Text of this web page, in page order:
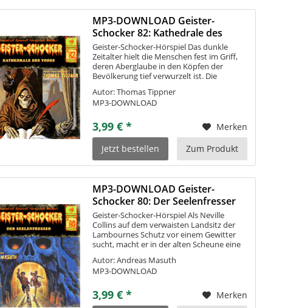
MP3-DOWNLOAD Geister-
Schocker 82: Kathedrale des
Todes
Geister-Schocker-Hörspiel Das dunkle
Zeitalter hielt die Menschen fest im Griff,
deren Aberglaube in den Köpfen der
Bevölkerung tief verwurzelt ist. Die
daraus Kapital zu schlagen. Doch die
Einwohner...
Autor: Thomas Tippner
MP3-DOWNLOAD
3,99 € *
Merken
Jetzt bestellen
Zum Produkt
MP3-DOWNLOAD Geister-
Schocker 80: Der Seelenfresser
Geister-Schocker-Hörspiel Als Neville
Collins auf dem verwaisten Landsitz der
Lambournes Schutz vor einem Gewitter
sucht, macht er in der alten Scheune eine
staubigen Laken schlummert eine
Geisterbahn...
Autor: Andreas Masuth
MP3-DOWNLOAD
3,99 € *
Merken